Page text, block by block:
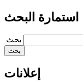
استمارة البحث
‏بحث ‏
إعلانات